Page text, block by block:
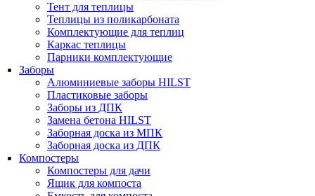
Тент для теплицы
Теплицы из поликарбоната
Комплектующие для теплиц
Каркас теплицы
Парники комплектующие
Заборы
Алюминиевые заборы HILST
Пластиковые заборы
Заборы из ДПК
Замена бетона HILST
Заборная доска из МПК
Заборная доска из ДПК
Компостеры
Компостеры для дачи
Ящик для компоста